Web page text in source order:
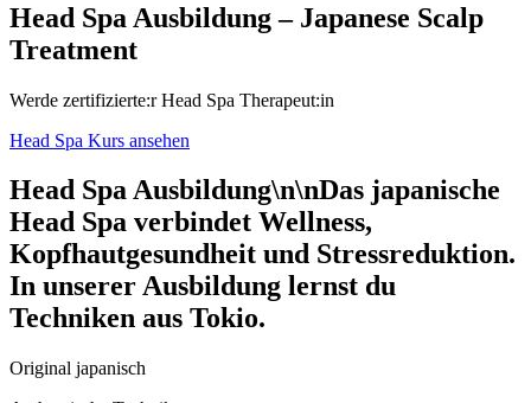
Head Spa Ausbildung – Japanese Scalp
Treatment
Werde zertifizierte:r Head Spa Therapeut:in
Head Spa Kurs ansehen
Head Spa Ausbildung\n\nDas japanische
Head Spa verbindet Wellness,
Kopfhautgesundheit und Stressreduktion.
In unserer Ausbildung lernst du
Techniken aus Tokio.
Original japanisch